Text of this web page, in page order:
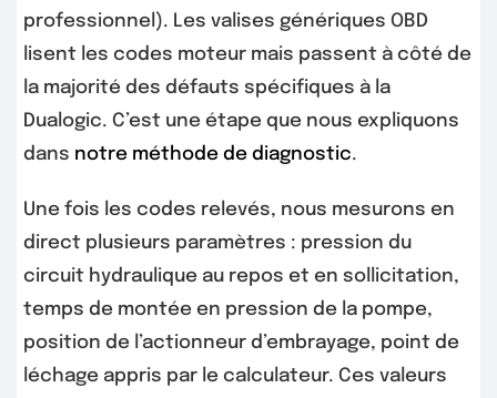
professionnel). Les valises génériques OBD
lisent les codes moteur mais passent à côté de
la majorité des défauts spécifiques à la
Dualogic. C’est une étape que nous expliquons
dans notre méthode de diagnostic.
Une fois les codes relevés, nous mesurons en
direct plusieurs paramètres : pression du
circuit hydraulique au repos et en sollicitation,
temps de montée en pression de la pompe,
position de l’actionneur d’embrayage, point de
léchage appris par le calculateur. Ces valeurs